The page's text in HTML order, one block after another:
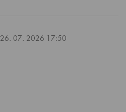
26. 07. 2026 17:50